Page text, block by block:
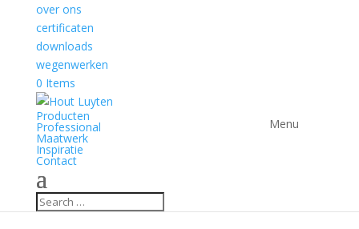
over ons
certificaten
downloads
wegenwerken
0 Items
Producten
Professional
Maatwerk
Inspiratie
Contact